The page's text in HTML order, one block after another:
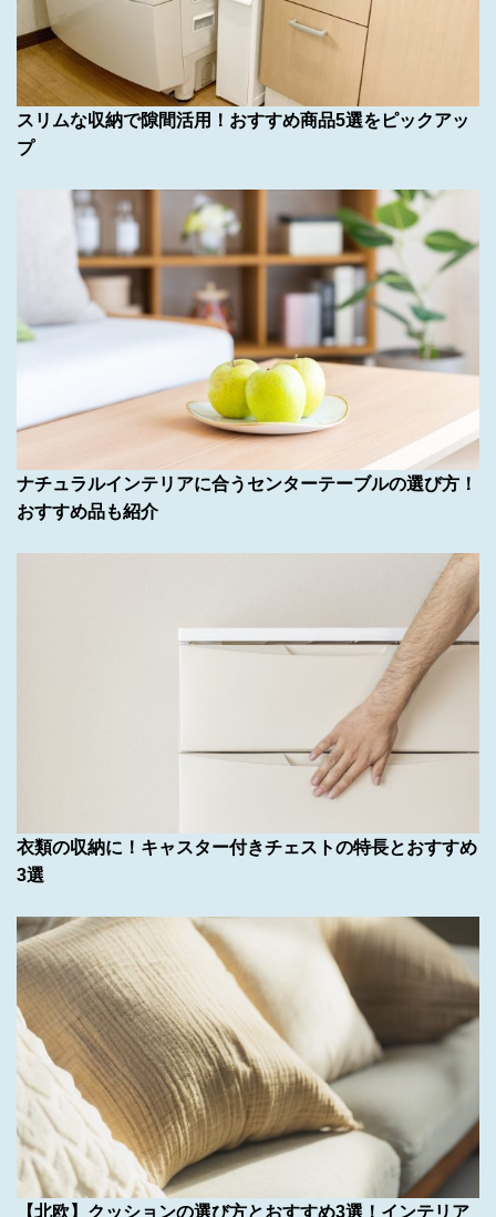
スリムな収納で隙間活用！おすすめ商品5選をピックアッ
プ
ナチュラルインテリアに合うセンターテーブルの選び方！
おすすめ品も紹介
衣類の収納に！キャスター付きチェストの特長とおすすめ
3選
【北欧】クッションの選び方とおすすめ3選！インテリア